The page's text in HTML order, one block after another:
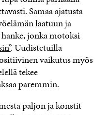
Samaa ajatusta
laatuun ja
jonka motoksi
. Uudistetuilla
vaikutus myös
tekee
paremmin.
paljon ja konstit